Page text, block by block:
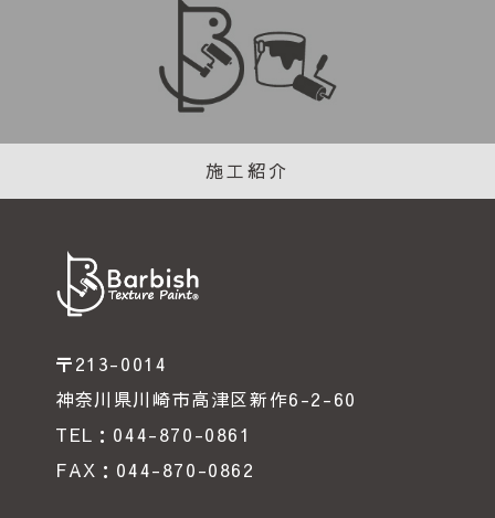
施工紹介
〒213-0014
神奈川県川崎市高津区新作6-2-60
TEL：044-870-0861
FAX：044-870-0862